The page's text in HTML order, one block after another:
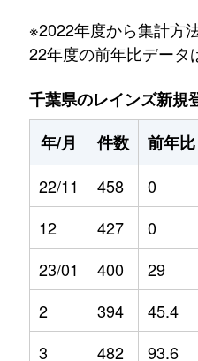
※2022年度から集計方
22年度の前年比データ
千葉県のレインズ新規
年/月
件数 前年比
22/11
458 0
12
427 0
23/01
400 29
2
394 45.4
3
482 93.6